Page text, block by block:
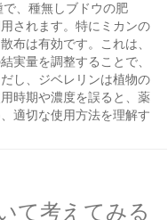
、種無しブドウの肥
されます。特にミカンの
布は有効です。これは、
実量を調整することで、
し、ジベレリンは植物の
時期や濃度を誤ると、薬
適切な使用方法を理解す
て考えてみる